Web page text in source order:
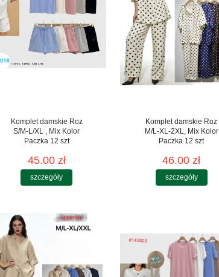
Komplet damskie Roz
S/M-L/XL , Mix Kolor
Paczka 12 szt
45.00 zł
szczegóły
Komplet damskie Roz
M/L-XL-2XL, Mix Kolor
Paczka 12 szt
46.00 zł
szczegóły